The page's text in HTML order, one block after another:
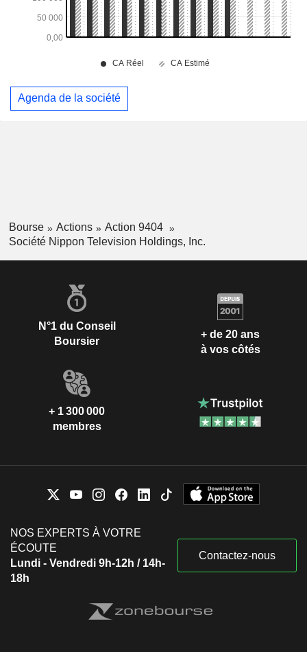
Agenda de la société
Bourse Actions
Action 9404
Société Nippon Television Holdings, Inc.
N°1 du Conseil
Boursier
+ de 20 ans
à vos côtés
+ 1 300 000
membres
NOS EXPERTS À VOTRE
ÉCOUTE
Lundi - Vendredi 9h-12h / 14h-
18h
Contactez-nous